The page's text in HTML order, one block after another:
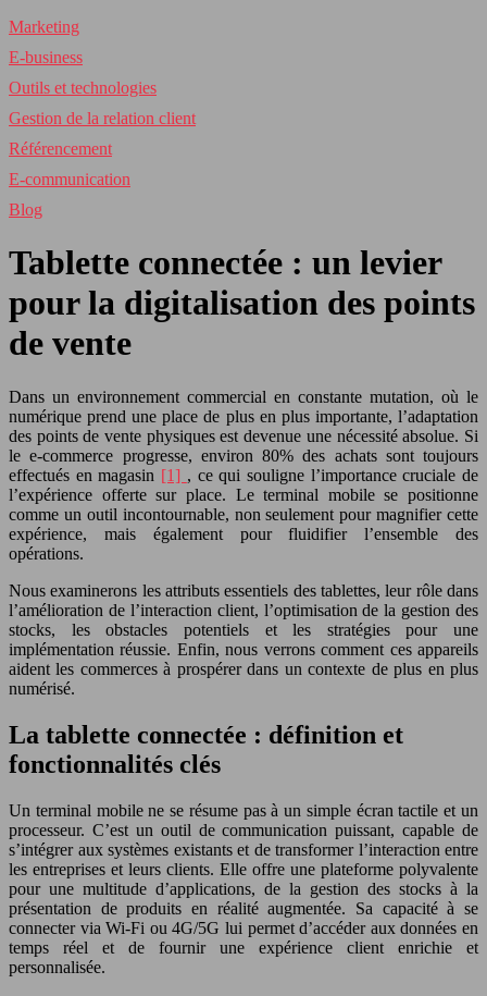
Marketing
E-business
Outils et technologies
Gestion de la relation client
Référencement
E-communication
Blog
Tablette connectée : un levier
pour la digitalisation des points
de vente
Dans un environnement commercial en constante mutation, où le
numérique prend une place de plus en plus importante, l’adaptation
des points de vente physiques est devenue une nécessité absolue. Si
le e-commerce progresse, environ 80% des achats sont toujours
effectués en magasin [1] , ce qui souligne l’importance cruciale de
l’expérience offerte sur place. Le terminal mobile se positionne
comme un outil incontournable, non seulement pour magnifier cette
expérience, mais également pour fluidifier l’ensemble des
opérations.
Nous examinerons les attributs essentiels des tablettes, leur rôle dans
l’amélioration de l’interaction client, l’optimisation de la gestion des
stocks, les obstacles potentiels et les stratégies pour une
implémentation réussie. Enfin, nous verrons comment ces appareils
aident les commerces à prospérer dans un contexte de plus en plus
numérisé.
La tablette connectée : définition et
fonctionnalités clés
Un terminal mobile ne se résume pas à un simple écran tactile et un
processeur. C’est un outil de communication puissant, capable de
s’intégrer aux systèmes existants et de transformer l’interaction entre
les entreprises et leurs clients. Elle offre une plateforme polyvalente
pour une multitude d’applications, de la gestion des stocks à la
présentation de produits en réalité augmentée. Sa capacité à se
connecter via Wi-Fi ou 4G/5G lui permet d’accéder aux données en
temps réel et de fournir une expérience client enrichie et
personnalisée.